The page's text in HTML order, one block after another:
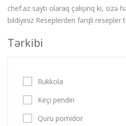
chef.az saytı olaraq çalışırıq ki, sizə
bildiyiniz Reseplerden fərqli resepler
Tərkibi
Rukkola
Keçi pendiri
Quru pomidor